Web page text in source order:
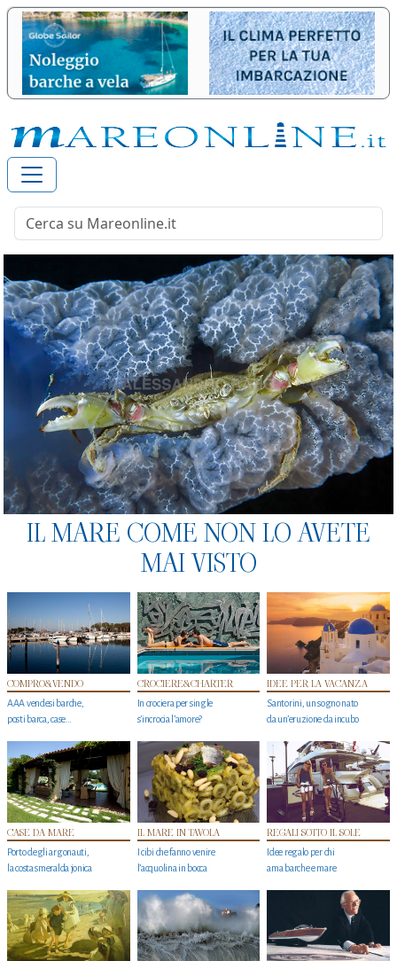
IL MARE COME NON LO AVETE
MAI VISTO
COMPRO&VENDO
AAA vendesi barche,
posti barca, case…
CROCIERE&CHARTER
In crociera per single
s'incrocia l’amore?
IDEE PER LA VACANZA
Santorini, un sogno nato
da un’eruzione da incubo
CASE DA MARE
Porto degli argonauti,
la costa smeralda jonica
IL MARE IN TAVOLA
I cibi che fanno venire
l’acquolina in bocca
REGALI SOTTO IL SOLE
Idee regalo per chi
ama barche e mare